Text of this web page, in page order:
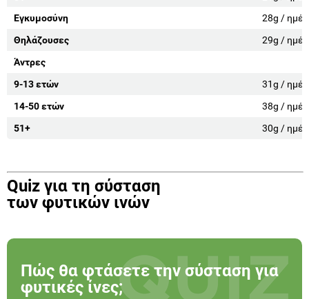
Εγκυμοσύνη
28g /
Θηλάζουσες
29g /
Άντρες
9-13 ετών
31g /
14-50 ετών
38g /
51+
30g /
Quiz για τη σύσταση
των φυτικών ινών
Πώς θα φτάσετε την σύσταση για
φυτικές ίνες;